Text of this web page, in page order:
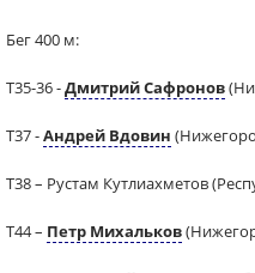
Бег 400 м:
Т35-36 -Дмитрий Сафронов
Т37 -Андрей Вдовин
Т38 – Рустам Кутлиахметов
Т44 – Петр Михальков